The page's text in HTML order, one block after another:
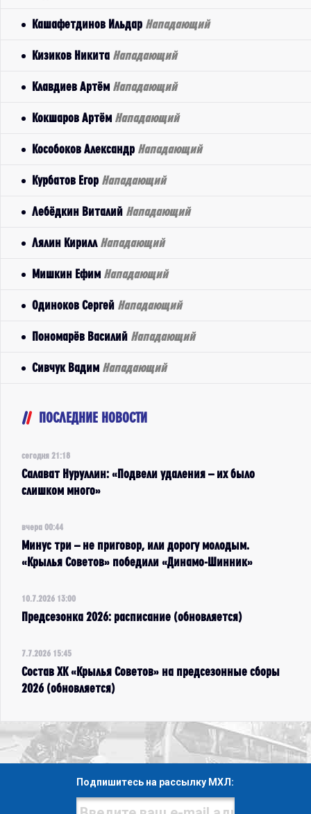
Кашафетдинов Ильдар Нападающий
Кизиков Никита Нападающий
Клавдиев Артём Нападающий
Кокшаров Артём Нападающий
Кособоков Александр Нападающий
Курбатов Егор Нападающий
Лебёдкин Виталий Нападающий
Лялин Кирилл Нападающий
Мишкин Ефим Нападающий
Одиноков Сергей Нападающий
Пономарёв Василий Нападающий
Сивчук Вадим Нападающий
ПОСЛЕДНИЕ НОВОСТИ
сегодня 21:18
Салават Нуруллин: «Подвели удаления – их было
слишком много»
вчера 00:44
Минус три – не приговор, или дорогу молодым.
«Крылья Советов» победили «Динамо-Шинник»
10.7.2026 13:00
Предсезонка 2026: расписание (обновляется)
7.7.2026 15:45
Состав ХК «Крылья Советов» на предсезонные сборы
2026 (обновляется)
Подпишитесь на рассылку МХЛ: